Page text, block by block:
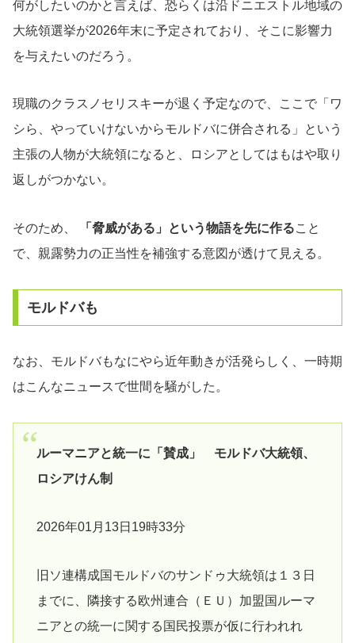
何がしたいのかと言えば、恐らくは沿ドニエストル地域の
大統領選挙が2026年末に予定されており、そこに影響力
を与えたいのだろう。
現職のクラスノセリスキーが退く予定なので、ここで「ワ
シら、やっていけないからモルドバに併合される」という
主張の人物が大統領になると、ロシアとしてはもはや取り
返しがつかない。
そのため、 「脅威がある」という物語を先に作ること
で、親露勢力の正当性を補強する意図が透けて見える。
モルドバも
なお、モルドバもなにやら近年動きが活発らしく、一時期
はこんなニュースで世間を騒がした。
ルーマニアと統一に「賛成」 モルドバ大統領、
ロシアけん制
2026年01月13日19時33分
旧ソ連構成国モルドバのサンドゥ大統領は１３日
までに、隣接する欧州連合（ＥＵ）加盟国ルーマ
ニアとの統一に関する国民投票が仮に行われれ